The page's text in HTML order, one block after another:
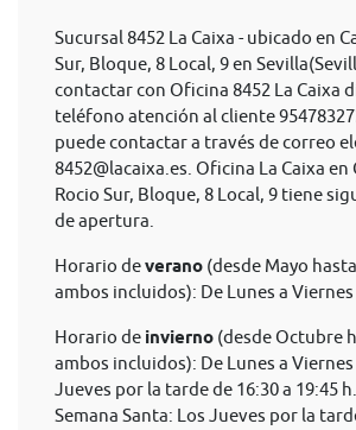
Sucursal 8452 La Caixa - ubicado en
Sur, Bloque, 8 Local, 9 en
contactar con Oficina 8452 La Caixa
teléfono atención al cliente
puede contactar a través de correo
8452@lacaixa.es . Oficina La Caixa en
Rocio Sur, Bloque, 8 Local, 9 tiene
de apertura.
Horario deverano (desde Mayo
ambos incluidos): De Lunes a Viernes
Horario de invierno (desde Octubre
ambos incluidos): De Lunes a Viernes
Jueves por la tarde de 16:30 a 19:45
Semana Santa: Los Jueves por la